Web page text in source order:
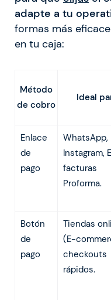
adapte a tu
formas más
en tu caja:
Método
de cobro
Ideal
Enlace
de
pago
WhatsApp,
Instagram,
facturas
Proforma.
Botón
de
pago
Tiendas
(E-
checkouts
rápidos.